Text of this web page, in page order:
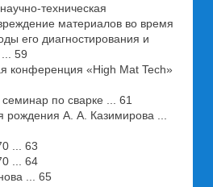
техническая
материалов во время
его диагностирования и
59
конференция «High Mat Tech»
по сварке ... 61
рождения А. А. Казимирова ...
... 63
... 64
... 65